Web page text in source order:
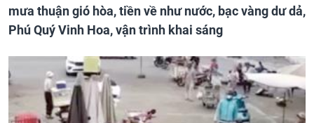
mưa thuận gió hòa, tiền về như nước, bạc vàng dư dả,
Phú Quý Vinh Hoa, vận trình khai sáng